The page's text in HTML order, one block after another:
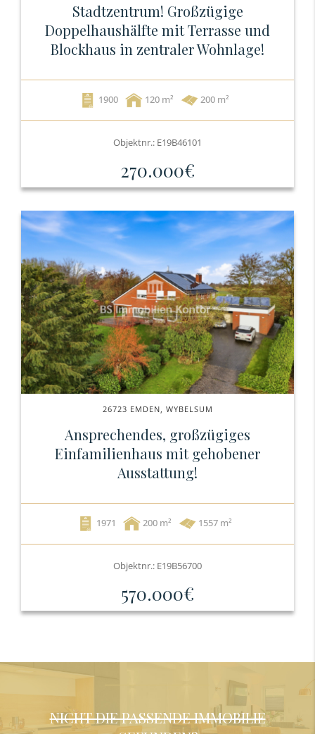
Stadtzentrum! Großzügige
Doppelhaushälfte mit Terrasse und
Blockhaus in zentraler Wohnlage!
1900 120 200 m²
Objektnr.: E19B46101
270.000€
26723 EMDEN, WYBELSUM
Ansprechendes, großzügiges
Einfamilienhaus mit gehobener
Ausstattung!
1971 200 1557 m²
Objektnr.: E19B56700
570.000€
NICHT DIE PASSENDE IMMOBILIE